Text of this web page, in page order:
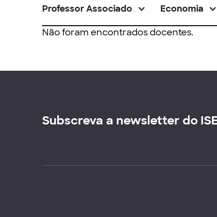
Professor Associado Economia
Não foram encontrados docentes.
Subscreva a newsletter do